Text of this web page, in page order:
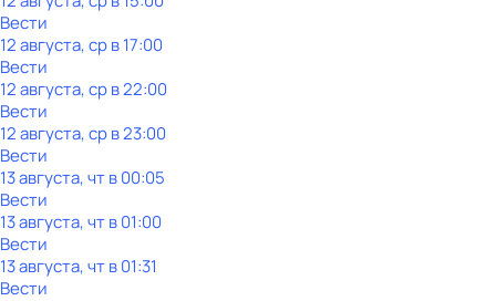
Вести
12 августа, ср в 17:00
Вести
12 августа, ср в 22:00
Вести
12 августа, ср в 23:00
Вести
13 августа, чт в 00:05
Вести
13 августа, чт в 01:00
Вести
13 августа, чт в 01:31
Вести